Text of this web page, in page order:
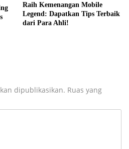
Raih Kemenangan Mobile
Legend: Dapatkan Tips Terbaik
dari Para Ahli!
dipublikasikan. Ruas yang